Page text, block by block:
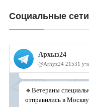
Социальные сети